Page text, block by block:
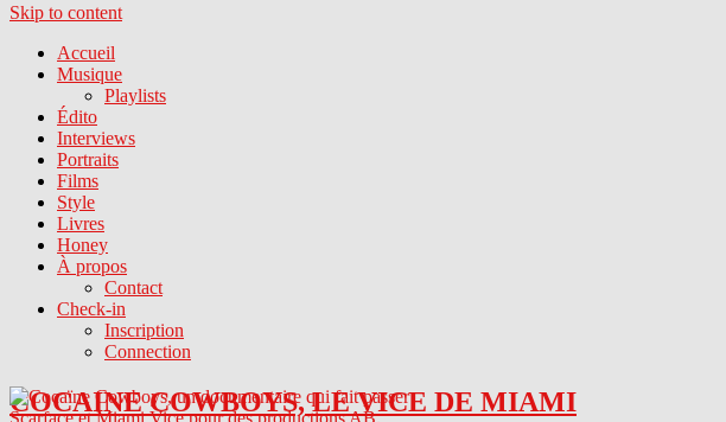
Skip to content
Accueil
Musique
Playlists
Édito
Interviews
Portraits
Films
Style
Livres
Honey
À propos
Contact
Check-in
Inscription
Connection
COCAINE COWBOYS, LE VICE DE MIAMI